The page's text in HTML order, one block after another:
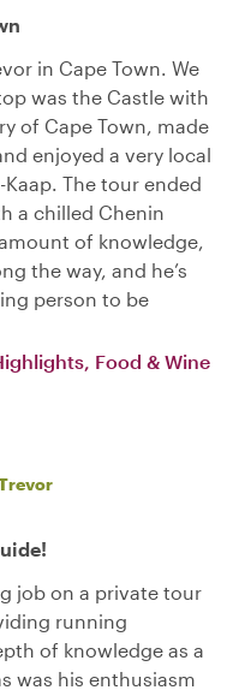
in Cape Town. We
was the Castle with
of Cape Town, made
enjoyed a very local
The tour ended
a chilled Chenin
of knowledge,
the way, and he’s
person to be
Food & Wine
job on a private tour
running
of knowledge as a
was his enthusiasm